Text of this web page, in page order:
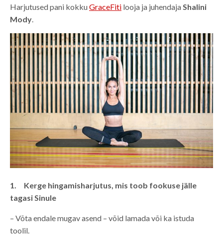
Harjutused pani kokkuGraceFiti looja ja juhendajaShalini
Mody.
1. Kerge hingamisharjutus, mis toob fookuse jälle
tagasi Sinule
– Võta endale mugav asend – võid lamada või ka istuda
toolil.